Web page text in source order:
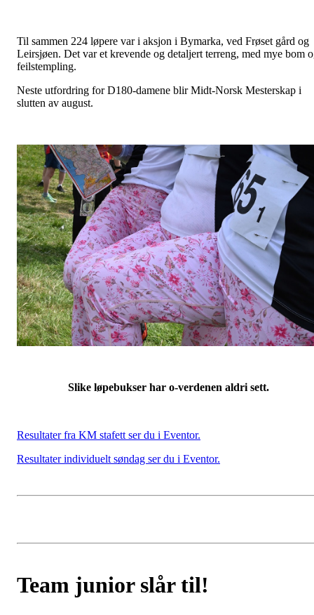
Til sammen 224 løpere var i aksjon i Bymarka, ved Frøset gård og
Leirsjøen. Det var et krevende og detaljert terreng, med mye bom
feilstempling.
Neste utfordring for D180-damene blir Midt-Norsk Mesterskap i
slutten av august.
Slike løpebukser har o-verdenen aldri sett.
Resultater fra KM stafett ser du i Eventor.
Resultater individuelt søndag ser du i Eventor.
Team junior slår til!